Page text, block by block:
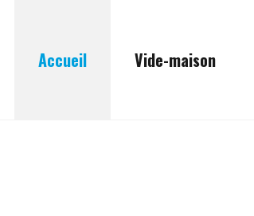
Accueil Vide-maison